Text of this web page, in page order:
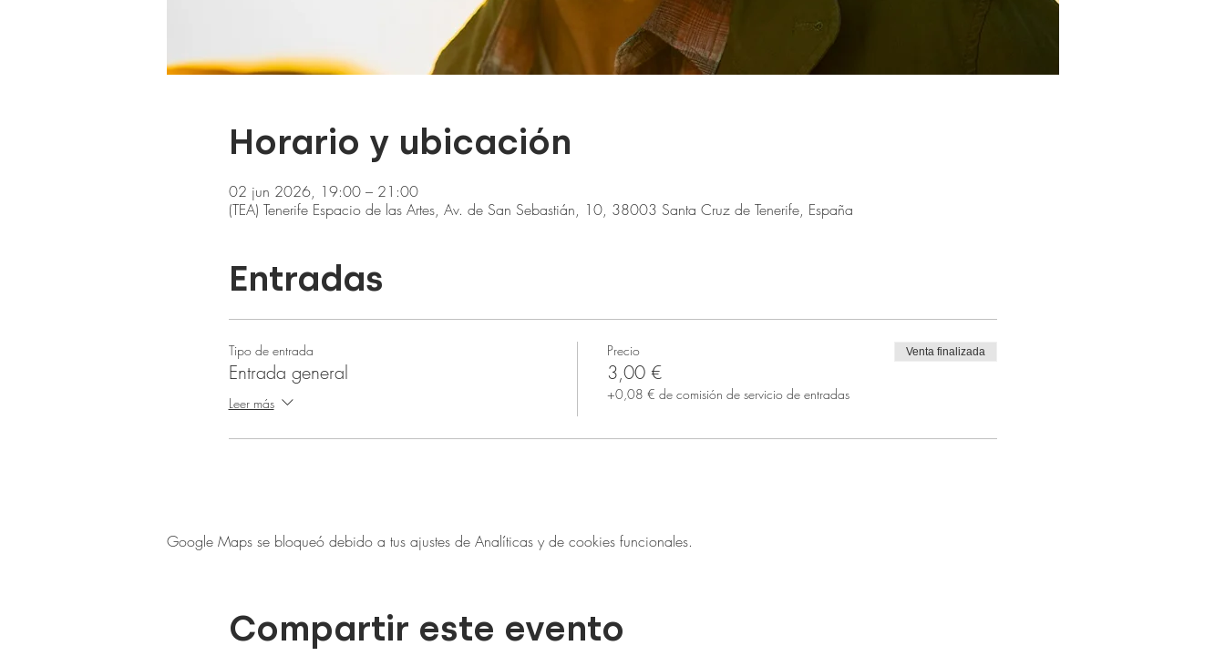
Horario y ubicación
02 jun 2026, 19:00 – 21:00
(TEA) Tenerife Espacio de las Artes, Av. de San Sebastián, 10, 38003 Santa Cruz de Tenerife, España
Entradas
Tipo de entrada
Entrada general
Leer más
Precio
3,00 €
+0,08 € de comisión de servicio de entradas
Venta finalizada
Google Maps se bloqueó debido a tus ajustes de Analíticas y de cookies funcionales.
Compartir este evento